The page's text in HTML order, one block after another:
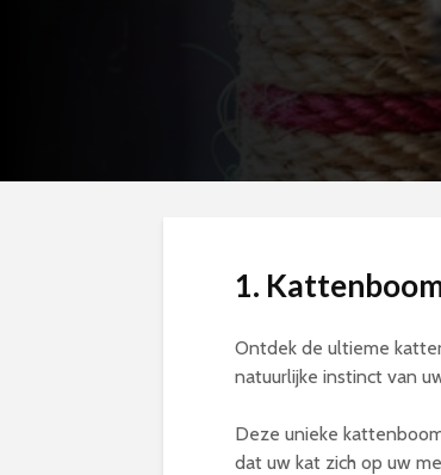
1.
Ontdek de ultieme
natuurlijke instinct van
Deze unieke
dat uw kat zich op uw